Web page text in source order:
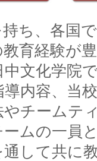
ち、各国
育経験が
文化学院
内容、当
チームテ
ムの一員
して共に